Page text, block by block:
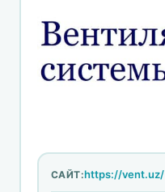
САЙТ:https://vent.uz/